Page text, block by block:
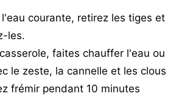
courante, retirez les tiges et
les.
faites chauffer l'eau ou
le zeste, la cannelle et les clous
frémir pendant 10 minutes